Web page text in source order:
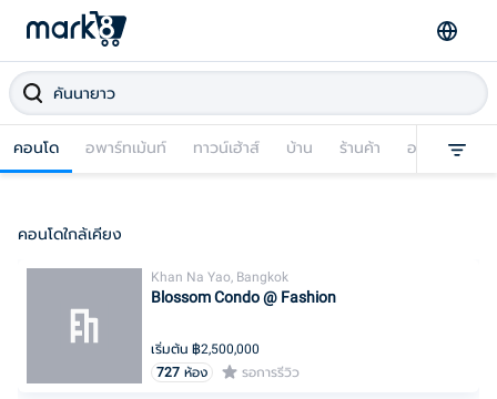
คอนโด อพาร์ทเม้นท์ ทาวน์เฮ้าส์ บ้าน ร้านค้า อาคารพาณิช
คอนโดใกล้เคียง
Khan Na Yao, Bangkok
Blossom Condo @ Fashion
เริ่มต้น ฿2,500,000
727 ห้อง รอการรีวิว